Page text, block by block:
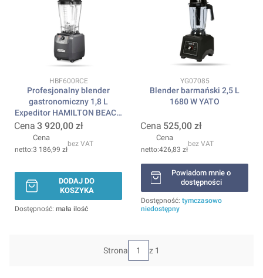
Kod produktu
HBF600RCE
Profesjonalny blender
gastronomiczny 1,8 L
Expeditor HAMILTON BEACH
COMMERCIAL
Cena 3 920,00 zł
Cena
3 186,99 zł
bez VAT
DODAJ DO
KOSZYKA
Dostępność: mała ilość
Kod produktu
YG07085
Blender barmański 2,5 L
1680 W YATO
Cena 525,00 zł
Cena
426,83 zł
bez VAT
Powiadom mnie o
dostępności
Dostępność: tymczasowo
niedostępny
Strona z 1